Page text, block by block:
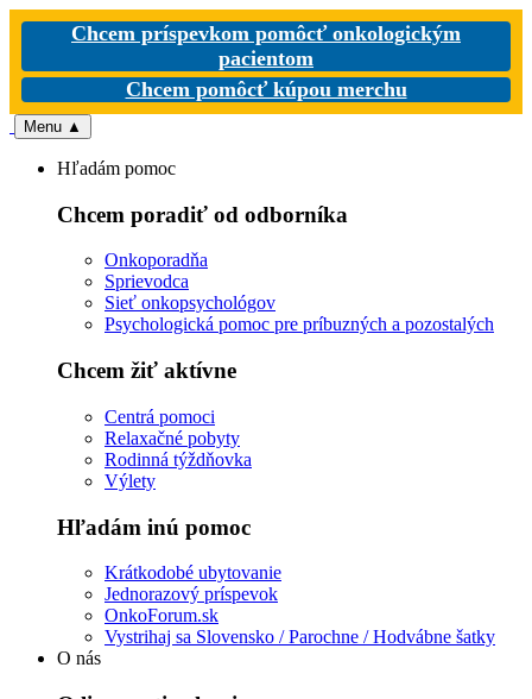
Chcem príspevkom pomôcť onkologickým
pacientom
Chcem pomôcť kúpou merchu
Menu ▲
Hľadám pomoc
Chcem poradiť od odborníka
Onkoporadňa
Sprievodca
Sieť onkopsychológov
Psychologická pomoc pre príbuzných a pozostalých
Chcem žiť aktívne
Centrá pomoci
Relaxačné pobyty
Rodinná týždňovka
Výlety
Hľadám inú pomoc
Krátkodobé ubytovanie
Jednorazový príspevok
OnkoForum.sk
Vystrihaj sa Slovensko / Parochne / Hodvábne šatky
O nás